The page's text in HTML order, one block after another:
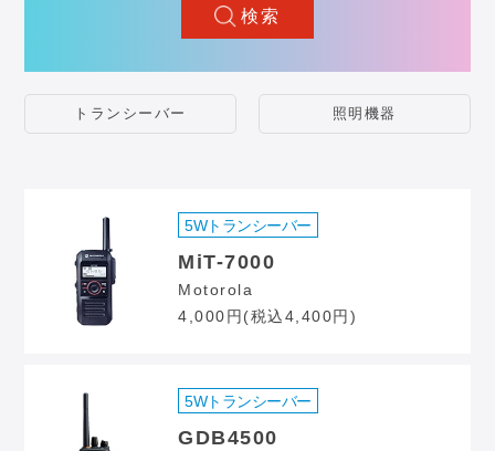
検索
トランシーバー 照明機器
5Wトランシーバー
MiT-7000
Motorola
4,000円(税込4,400円)
5Wトランシーバー
GDB4500